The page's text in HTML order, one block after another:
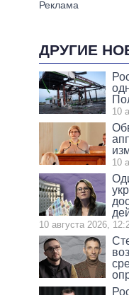
ДРУГИЕ
10
10
10 августа 2026,